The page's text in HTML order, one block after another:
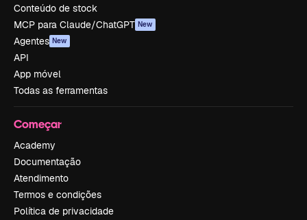
Conteúdo de stock
MCP para Claude/ChatGPT New
Agentes New
API
App móvel
Todas as ferramentas
Começar
Academy
Documentação
Atendimento
Termos e condições
Política de privacidade